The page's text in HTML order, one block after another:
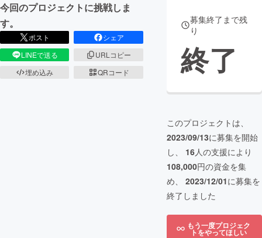
今回のプロジェクトに挑戦しま
す。
ポスト
シェア
LINEで送る
URLコピー
埋め込み
QRコード
募集終了まで残
り
終了
このプロジェクトは、
2023/09/13に募集を開始
し、 16人の支援により
108,000円の資金を集
め、 2023/12/01に募集を
終了しました
もう一度プロジェク
トをやってほしい